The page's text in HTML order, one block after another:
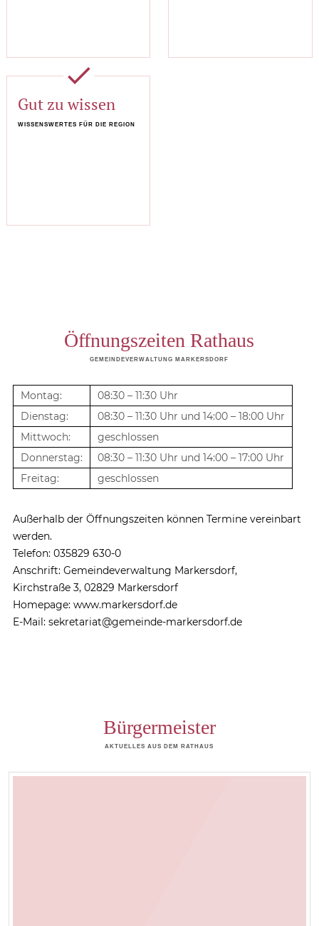
done
Gut zu wissen
WISSENSWERTES FÜR DIE REGION
Öffnungszeiten Rathaus
GEMEINDEVERWALTUNG MARKERSDORF
Montag:
08:30 – 11:30 Uhr
Dienstag:
08:30 – 11:30 Uhr und 14:00 – 18:00 Uhr
Mittwoch:
geschlossen
Donnerstag:
08:30 – 11:30 Uhr und 14:00 – 17:00 Uhr
Freitag:
geschlossen
Außerhalb der Öffnungszeiten können Termine vereinbart
werden.
Telefon: 035829 630-0
Anschrift: Gemeindeverwaltung Markersdorf,
Kirchstraße 3, 02829 Markersdorf
Homepage: www.markersdorf.de
E-Mail: sekretariat@gemeinde-markersdorf.de
Bürgermeister
AKTUELLES AUS DEM RATHAUS